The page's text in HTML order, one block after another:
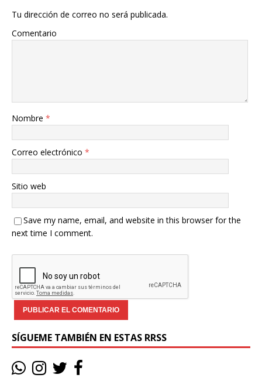
Tu dirección de correo no será publicada.
Comentario
Nombre *
Correo electrónico *
Sitio web
Save my name, email, and website in this browser for the
next time I comment.
SÍGUEME TAMBIÉN EN ESTAS RRSS